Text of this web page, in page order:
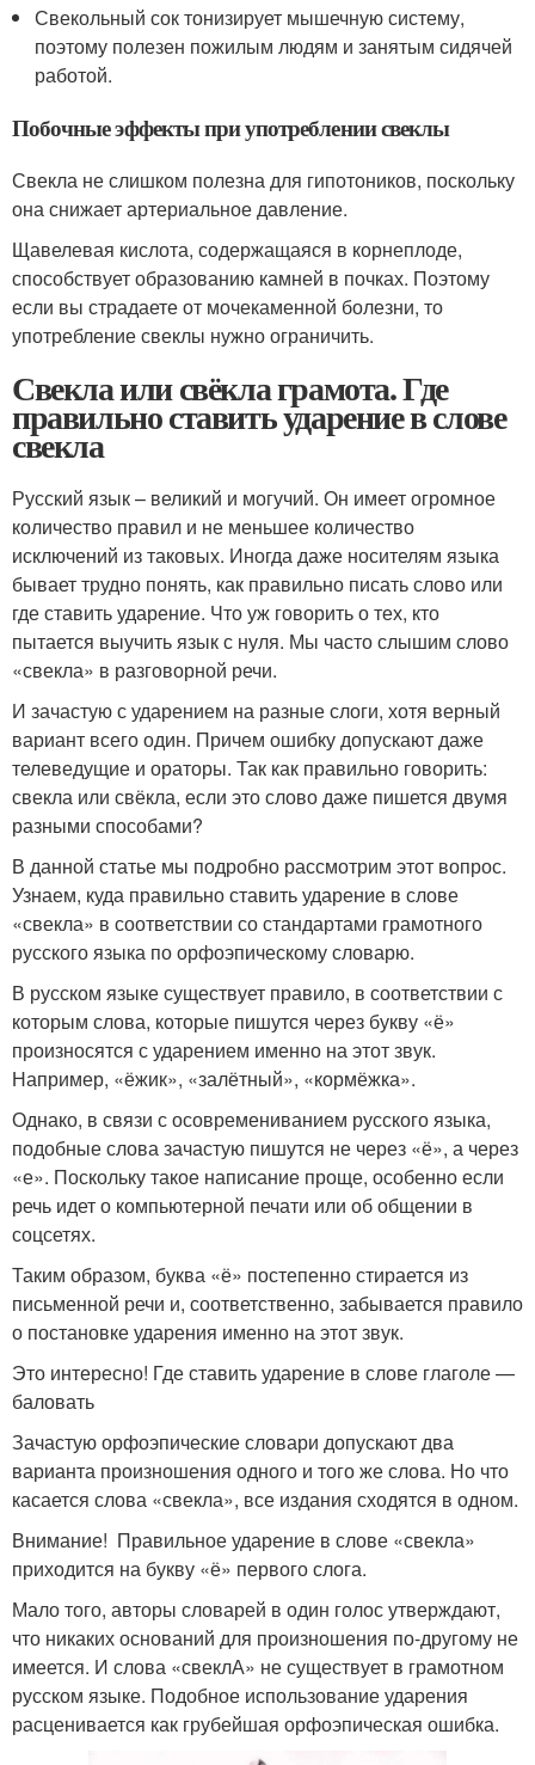
Свекольный сок тонизирует мышечную систему,
поэтому полезен пожилым людям и занятым сидячей
работой.
Побочные эффекты при употреблении свеклы
Свекла не слишком полезна для гипотоников, поскольку
она снижает артериальное давление.
Щавелевая кислота, содержащаяся в корнеплоде,
способствует образованию камней в почках. Поэтому
если вы страдаете от мочекаменной болезни, то
употребление свеклы нужно ограничить.
Свекла или свёкла грамота. Где
правильно ставить ударение в слове
свекла
Русский язык – великий и могучий. Он имеет огромное
количество правил и не меньшее количество
исключений из таковых. Иногда даже носителям языка
бывает трудно понять, как правильно писать слово или
где ставить ударение. Что уж говорить о тех, кто
пытается выучить язык с нуля. Мы часто слышим слово
«свекла» в разговорной речи.
И зачастую с ударением на разные слоги, хотя верный
вариант всего один. Причем ошибку допускают даже
телеведущие и ораторы. Так как правильно говорить:
свекла или свёкла, если это слово даже пишется двумя
разными способами?
В данной статье мы подробно рассмотрим этот вопрос.
Узнаем, куда правильно ставить ударение в слове
«свекла» в соответствии со стандартами грамотного
русского языка по орфоэпическому словарю.
В русском языке существует правило, в соответствии с
которым слова, которые пишутся через букву «ё»
произносятся с ударением именно на этот звук.
Например, «ёжик», «залётный», «кормёжка».
Однако, в связи с осовремениванием русского языка,
подобные слова зачастую пишутся не через «ё», а через
«е». Поскольку такое написание проще, особенно если
речь идет о компьютерной печати или об общении в
соцсетях.
Таким образом, буква «ё» постепенно стирается из
письменной речи и, соответственно, забывается правило
о постановке ударения именно на этот звук.
Это интересно! Где ставить ударение в слове глаголе —
баловать
Зачастую орфоэпические словари допускают два
варианта произношения одного и того же слова. Но что
касается слова «свекла», все издания сходятся в одном.
Внимание! Правильное ударение в слове «свекла»
приходится на букву «ё» первого слога.
Мало того, авторы словарей в один голос утверждают,
что никаких оснований для произношения по-другому не
имеется. И слова «свеклА» не существует в грамотном
русском языке. Подобное использование ударения
расценивается как грубейшая орфоэпическая ошибка.